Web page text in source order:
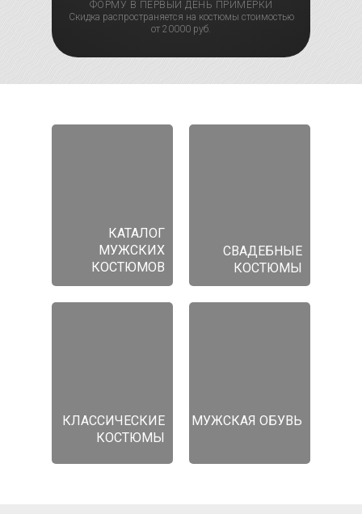
ФОРМУ В ПЕРВЫЙ ДЕНЬ ПРИМЕРКИ
Скидка распространяется на костюмы стоимостью
от 20000 руб.
КАТАЛОГ
МУЖСКИХ
КОСТЮМОВ
СВАДЕБНЫЕ
КОСТЮМЫ
КЛАССИЧЕСКИЕ
КОСТЮМЫ
МУЖСКАЯ ОБУВЬ